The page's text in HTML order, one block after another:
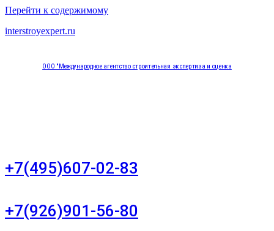
Перейти к содержимому
interstroyexpert.ru
ООО "Международное агентство строительная экспертиза и оценка
+7(495)607-02-83
+7(926)901-56-80